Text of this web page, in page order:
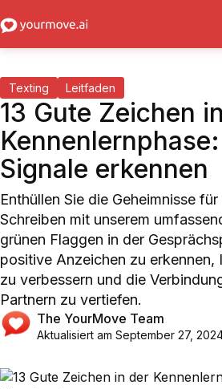
13 Gute Zeichen
Signale erkennen
Enthüllen Sie die Geheimnisse
Schreiben mit unserem
grünen Flaggen in der
positive Anzeichen zu erkennen,
zu verbessern und die
Partnern zu vertiefen.
Texting Leitfaden
The YourMove Team
Aktualisiert am September 27,